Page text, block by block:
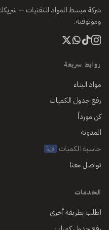
شركة مبسط المواد للتقنيات — شريكك
وموثوقية.
روابط سريعة
مواد البناء
رفع جدول الكميات
كن مورداً
المدونة
حاسبة الكميات
قريباً
تواصل معنا
الخدمات
اطلب بطريقة أخرى